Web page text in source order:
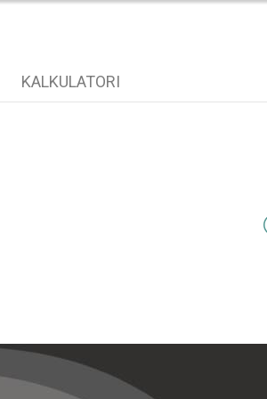
KALKULATORI